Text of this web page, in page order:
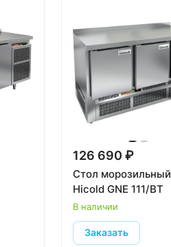
126 690 ₽
Стол морозильный
Hicold GNE 111/BT
В наличии
Заказать